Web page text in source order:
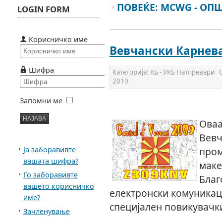
ПОВЕЌЕ: MCWG -
Вевчански
Категорија: КБ - УКБ Натпревари
2010
електронски
специјален
LOGIN FORM
Корисничко име
Шифра
Запомни ме
Ја заборавивте
вашата шифра?
Го заборавивте
вашето корисничко
име?
Зачленување